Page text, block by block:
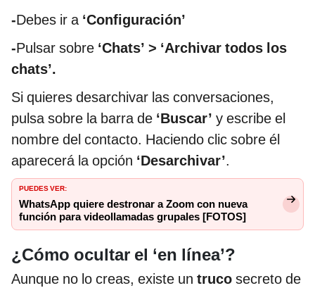
-Debes ir a ‘Configuración’
-Pulsar sobre ‘Chats’ > ‘Archivar todos los
chats’.
Si quieres desarchivar las conversaciones,
pulsa sobre la barra de ‘Buscar’ y escribe el
nombre del contacto. Haciendo clic sobre él
aparecerá la opción ‘Desarchivar’.
PUEDES VER:
WhatsApp quiere destronar a Zoom con nueva
función para videollamadas grupales [FOTOS]
¿Cómo ocultar el ‘en línea’?
Aunque no lo creas, existe un truco secreto de